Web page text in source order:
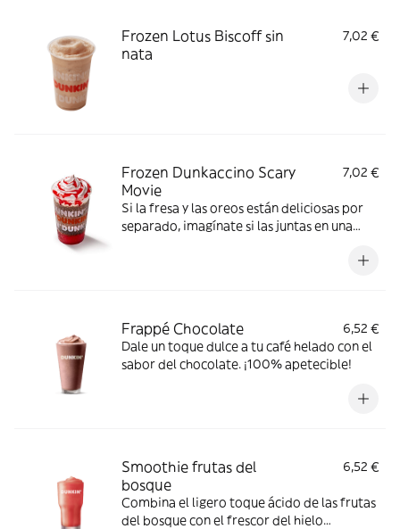
Frozen Lotus Biscoff sin
nata
7,02 €
Frozen Dunkaccino Scary
Movie
7,02 €
Si la fresa y las oreos están deliciosas por
separado, imagínate si las juntas en una
Frappé Chocolate
6,52 €
Dale un toque dulce a tu café helado con el
sabor del chocolate. ¡100% apetecible!
Smoothie frutas del
bosque
6,52 €
Combina el ligero toque ácido de las frutas
del bosque con el frescor del hielo